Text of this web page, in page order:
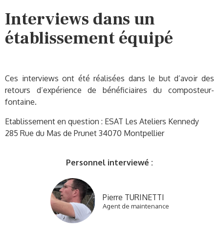
Interviews dans un
établissement équipé
Ces interviews ont été réalisées dans le but d’avoir des
retours d’expérience de bénéficiaires du composteur-
fontaine.
Etablissement en question : ESAT Les Ateliers Kennedy
285 Rue du Mas de Prunet 34070 Montpellier
Personnel interviewé :
Pierre TURINETTI
Agent de maintenance